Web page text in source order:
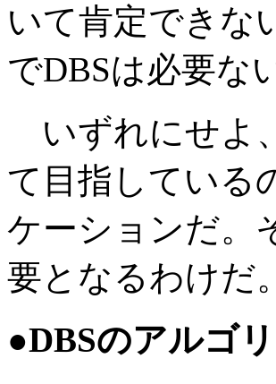
いて肯定できな
でDBSは必要な
いずれにせよ
て目指している
ケーションだ。
要となるわけだ。
●DBSのアルゴ